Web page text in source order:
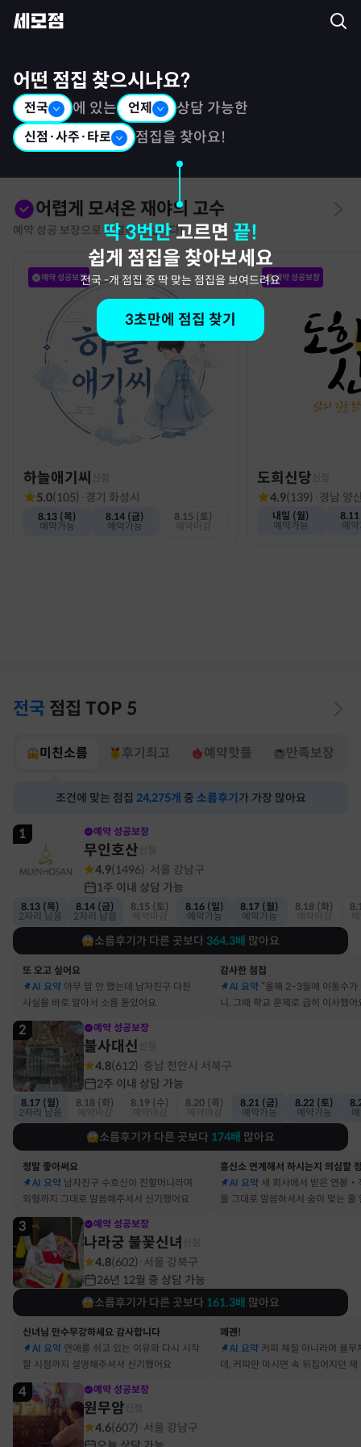
어떤 점집 찾으시나요?
전국 에 있는 언제 상담 가능한
신점·사주·타로 점집을 찾아요!
딱 3번만 고르면 끝!
쉽게 점집을 찾아보세요
전국-개 점집 중 딱 맞는 점집을 보여드려요
3초만에 점집 찾기
어렵게 모셔온 재야의 고수
예약 성공 보장으로 특별히 모십니다!
예약 성공보장
하늘애기씨
5.0(105) · 경기 화성시
8.13 (목)
예약가능
8.14 (금)
예약가능
8.15 (토)
예약 성공보장
도희신당
4.9(139) · 경남 양
내일 (월)
예약가능
예
전국 점집 TOP 5
미친소름 후기최고 예약핫플 만족보장
조건에 맞는 점집 24,275개 중 소름후기 가 가장 많아요
1 예약 성공보장
무인호산
4.9(1496) 서울 강남구
1주 이내 상담 가능
8.13 (목)
2자리 남음
8.14 (금)
2자리 남음
8.15 (토)
8.16 (일)
예약가능
8.17 (월)
예약가능
8.18 (화)
소름후기가 다른 곳보다 364.3배 많아요
또 오고 싶어요
AI 요약 아무 말 안 했는데 남자친구 다친
사실을 바로 알아서 소름 돋았어요
감사한 점집
AI 요약 “올해 2~3월에 이동수가
니, 그때 학교 문제로 급히 이사했어
2 예약 성공보장
불사대신
4.8(612) 충남 천안시 서북구
2주 이내 상담 가능
8.17 (월)
2자리 남음
8.18 (화)
8.19 (수)
8.20 (목)
8.21 (금)
예약가능
8.22 (토)
예약가능
소름후기가 다른 곳보다 174배 많아요
정말 좋아써요
AI 요약 남자친구 수호신이 친할머니라며
외형까지 그대로 말씀해주셔서 신기했어요
AI 요약 새 회사에서 받은 연봉‧
을 그대로 말씀하셔서 숨이 멎는 줄
3 예약 성공보장
나라궁 불꽃신녀
4.8(602) 서울 강북구
26년 12월 중 상담 가능
소름후기가 다른 곳보다 161.3배 많아요
신녀님 만수무강하세요 감사합니다
AI 요약 연애를 쉬고 있는 이유와 다시 시작
할 시점까지 설명해주셔서 신기했어요
꽤괜!
AI 요약 커피 체질 아니라며 율무
데, 커피만 마시면 속 뒤집어지던 제
4 예약 성공보장
원무암
4.6(607) 서울 강남구